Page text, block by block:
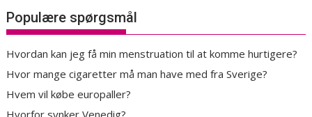
Populære spørgsmål
Hvordan kan jeg få min menstruation til at komme hurtigere?
Hvor mange cigaretter må man have med fra Sverige?
Hvem vil købe europaller?